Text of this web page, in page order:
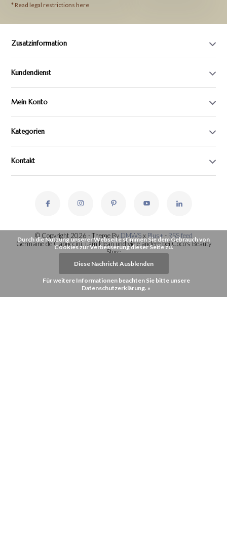
* Read legal restrictions here
Zusatzinformation
Kundendienst
Mein Konto
Kategorien
Kontakt
© Copyright 2026 - Theme By DMWSx Plus+- RSS feed
Germaine de Capuccini, i.am.klean und viele andere bei Coco's Beauty
Store
Durch die Nutzung unserer Webseite stimmen Sie dem Gebrauch von
Cookies zur Verbesserung dieser Seite zu.
Diese Nachricht Ausblenden
Für weitere Informationen beachten Sie bitte unsere
Datenschutzerklärung. »